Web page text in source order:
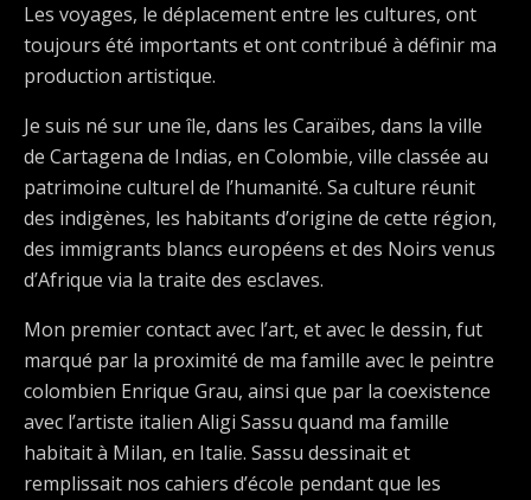
Les voyages, le déplacement entre les cultures, ont
toujours été importants et ont contribué à définir ma
production artistique.
Je suis né sur une île, dans les Caraïbes, dans la ville
de Cartagena de Indias, en Colombie, ville classée au
patrimoine culturel de l’humanité. Sa culture réunit
des indigènes, les habitants d’origine de cette région,
des immigrants blancs européens et des Noirs venus
d’Afrique via la traite des esclaves.
Mon premier contact avec l’art, et avec le dessin, fut
marqué par la proximité de ma famille avec le peintre
colombien Enrique Grau, ainsi que par la coexistence
avec l’artiste italien Aligi Sassu quand ma famille
habitait à Milan, en Italie. Sassu dessinait et
remplissait nos cahiers d’école pendant que les